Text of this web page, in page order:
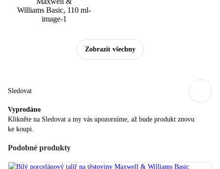
Zobrazit všechny
Sledovat
Vyprodáno
Klikněte na Sledovat a my vás upozorníme, až bude produkt znovu
ke koupi.
Podobné produkty